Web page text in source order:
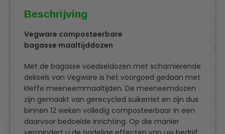
Beschrijving
Vegware composteerbare
bagasse maaltijddozen
Met de bagasse voedseldozen met scharnierende
deksels van Vegware is het voorgoed gedaan met
kleffe meeneemmaaltijden. De meeneemdozen
zijn gemaakt van gerecycled suikerriet en zijn dus
binnen 12 weken volledig composteerbaar in een
daarvoor bedoelde inrichting. Op die manier